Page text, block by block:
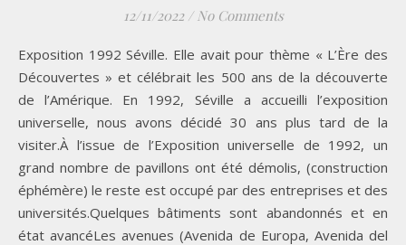
12/11/2022 / No Comments
Exposition 1992 Séville. Elle avait pour thème « L’Ère des
Découvertes » et célébrait les 500 ans de la découverte
de l’Amérique. En 1992, Séville a accueilli l’exposition
universelle, nous avons décidé 30 ans plus tard de la
visiter.À l’issue de l’Exposition universelle de 1992, un
grand nombre de pavillons ont été démolis, (construction
éphémère) le reste est occupé par des entreprises et des
universités.Quelques bâtiments sont abandonnés et en
état avancéLes avenues (Avenida de Europa, Avenida del